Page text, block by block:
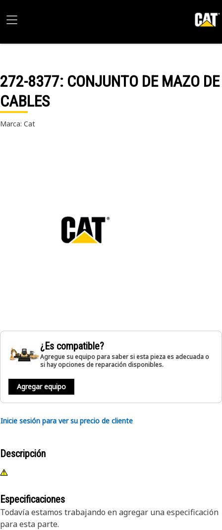
272-8377: CONJUNTO DE MAZO DE
CABLES
Marca: Cat
¿Es compatible?
Agregue su equipo para saber si esta pieza es adecuada o
si hay opciones de reparación disponibles.
Agregar equipo
Inicie sesión para ver su precio de cliente
Descripción
Especificaciones
Todavía estamos trabajando en agregar una especificación
para esta parte.